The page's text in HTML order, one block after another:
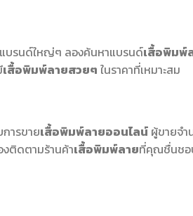
บรนด์ใหญ่ๆ ลองค้นหาแบรนด์เสื้อพิมพ์
เสื้อพิมพ์ลายสวยๆ ในราคาที่เหมาะสม
ารขายเสื้อพิมพ์ลายออนไลน์ ผู้ขายจำ
งติดตามร้านค้าเสื้อพิมพ์ลายที่คุณชื่นชอ